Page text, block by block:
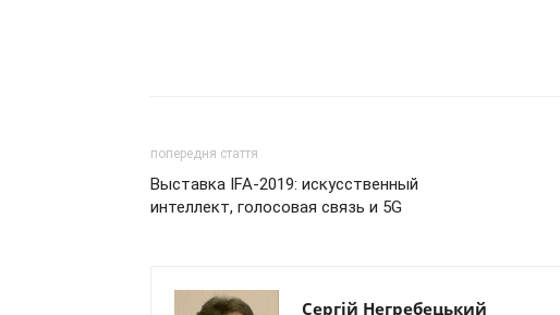
попередня стаття
Выставка IFA-2019: искусственный
интеллект, голосовая связь и 5G
Сергій Негребецький